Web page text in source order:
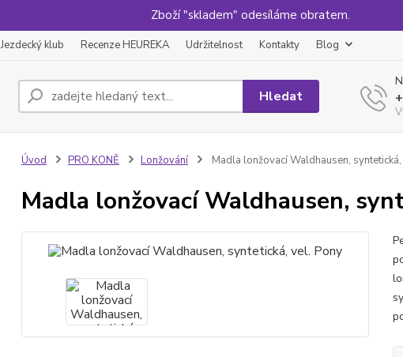
Zboží "skladem" odesíláme obratem.
Jezdecký klub Recenze HEUREKA Udržitelnost Kontakty Blog
Hledat
Úvod PRO KONĚ Lonžování Madla lonžovací Waldhausen,
Madla lonžovací Waldhausen,